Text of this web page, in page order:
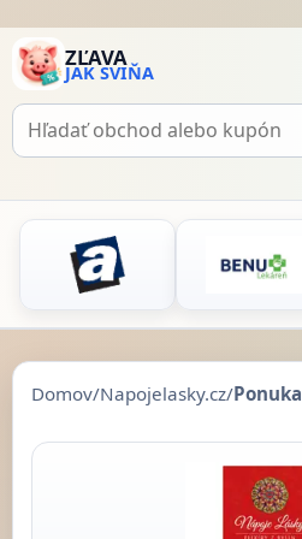
ZĽAVA
JAK SVIŇA
Hľadať
Domov/Napojelasky.cz/Ponuka